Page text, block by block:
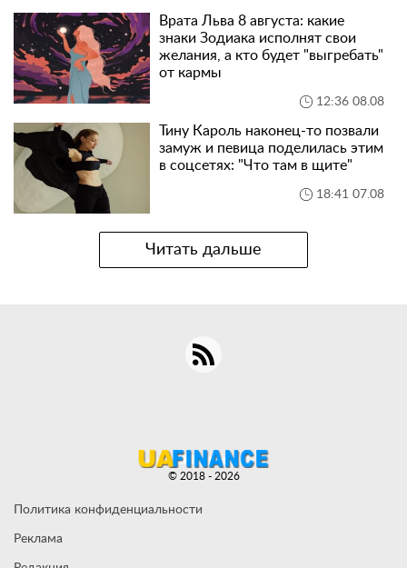
Врата Льва 8 августа: какие
знаки Зодиака исполнят свои
желания, а кто будет "выгребать"
от кармы
12:36 08.08
Тину Кароль наконец-то позвали
замуж и певица поделилась этим
в соцсетях: "Что там в щите"
18:41 07.08
Читать дальше
Политика конфиденциальности
Реклама
© 2018 - 2026